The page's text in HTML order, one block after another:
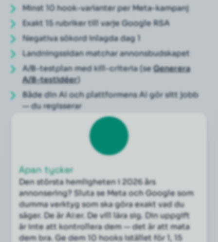
Minst 10 hook-varianter per Meta-kampanj
Exakt 15 rubriker till varje Google RSA
Negativa sökord inlagda dag 1
Landningssidan matchar annonsbudskapet
A/B-testplan med kill-criteria (seGenerera
A/B-testidéer)
Både din AI och plattformens AI gör sitt jobb
— du regisserar
Apan tycker
Den största hemligheten i 2026 års
annonsering? Sluta se Meta och Google som
dumma verktyg som ska göra exakt vad du
säger. De är AI:er. De vill lära sig. Din uppgift
är inte att kontrollera dem — det är att mata
dem bra. Ge dem 10 hooks istället för 1, 15